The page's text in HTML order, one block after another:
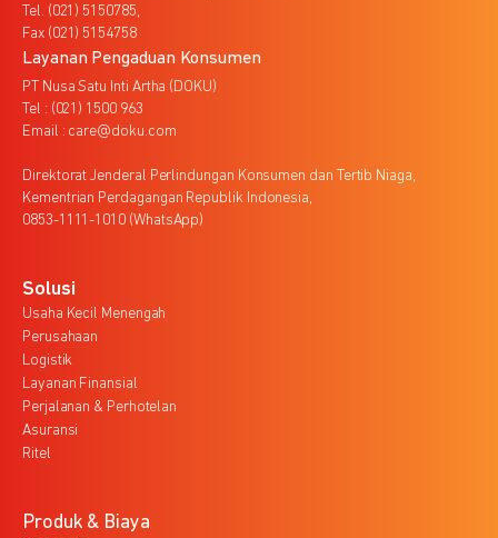
Tel. (021) 5150785,
Fax (021) 5154758
Layanan Pengaduan Konsumen
PT Nusa Satu Inti Artha (DOKU)
Tel : (021) 1500 963
Email : care@doku.com
Direktorat Jenderal Perlindungan Konsumen dan Tertib Niaga,
Kementrian Perdagangan Republik Indonesia,
0853-1111-1010 (WhatsApp)
Solusi
Usaha Kecil Menengah
Perusahaan
Logistik
Layanan Finansial
Perjalanan & Perhotelan
Asuransi
Ritel
Produk & Biaya